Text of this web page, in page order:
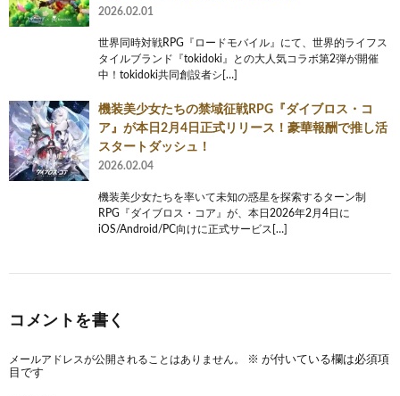
2026.02.01
世界同時対戦RPG『ロードモバイル』にて、世界的ライフス
タイルブランド『tokidoki』との大人気コラボ第2弾が開催
中！tokidoki共同創設者シ[…]
機装美少女たちの禁域征戦RPG『ダイブロス・コ
ア』が本日2月4日正式リリース！豪華報酬で推し活
スタートダッシュ！
2026.02.04
機装美少女たちを率いて未知の惑星を探索するターン制
RPG『ダイブロス・コア』が、本日2026年2月4日に
iOS/Android/PC向けに正式サービス[…]
コメントを書く
メールアドレスが公開されることはありません。 ※ が付いている欄は必須項
目です